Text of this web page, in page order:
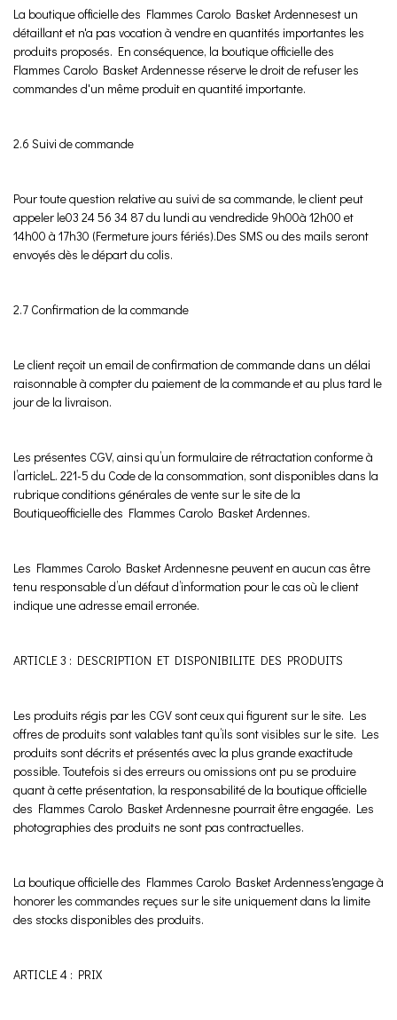
La boutique officielle des Flammes Carolo Basket Ardennesest un
détaillant et n'a pas vocation à vendre en quantités importantes les
produits proposés. En conséquence, la boutique officielle des
Flammes Carolo Basket Ardennesse réserve le droit de refuser les
commandes d'un même produit en quantité importante.
2.6 Suivi de commande
Pour toute question relative au suivi de sa commande, le client peut
appeler le03 24 56 34 87 du lundi au vendredide 9h00à 12h00 et
14h00 à 17h30 (Fermeture jours fériés).Des SMS ou des mails seront
envoyés dès le départ du colis.
2.7 Confirmation de la commande
Le client reçoit un email de confirmation de commande dans un délai
raisonnable à compter du paiement de la commande et au plus tard le
jour de la livraison.
Les présentes CGV, ainsi qu’un formulaire de rétractation conforme à
l’articleL. 221-5 du Code de la consommation, sont disponibles dans la
rubrique conditions générales de vente sur le site de la
Boutiqueofficielle des Flammes Carolo Basket Ardennes.
Les Flammes Carolo Basket Ardennesne peuvent en aucun cas être
tenu responsable d’un défaut d’information pour le cas où le client
indique une adresse email erronée.
ARTICLE 3 : DESCRIPTION ET DISPONIBILITE DES PRODUITS
Les produits régis par les CGV sont ceux qui figurent sur le site. Les
offres de produits sont valables tant qu’ils sont visibles sur le site. Les
produits sont décrits et présentés avec la plus grande exactitude
possible. Toutefois si des erreurs ou omissions ont pu se produire
quant à cette présentation, la responsabilité de la boutique officielle
des Flammes Carolo Basket Ardennesne pourrait être engagée. Les
photographies des produits ne sont pas contractuelles.
La boutique officielle des Flammes Carolo Basket Ardenness'engage à
honorer les commandes reçues sur le site uniquement dans la limite
des stocks disponibles des produits.
ARTICLE 4 : PRIX